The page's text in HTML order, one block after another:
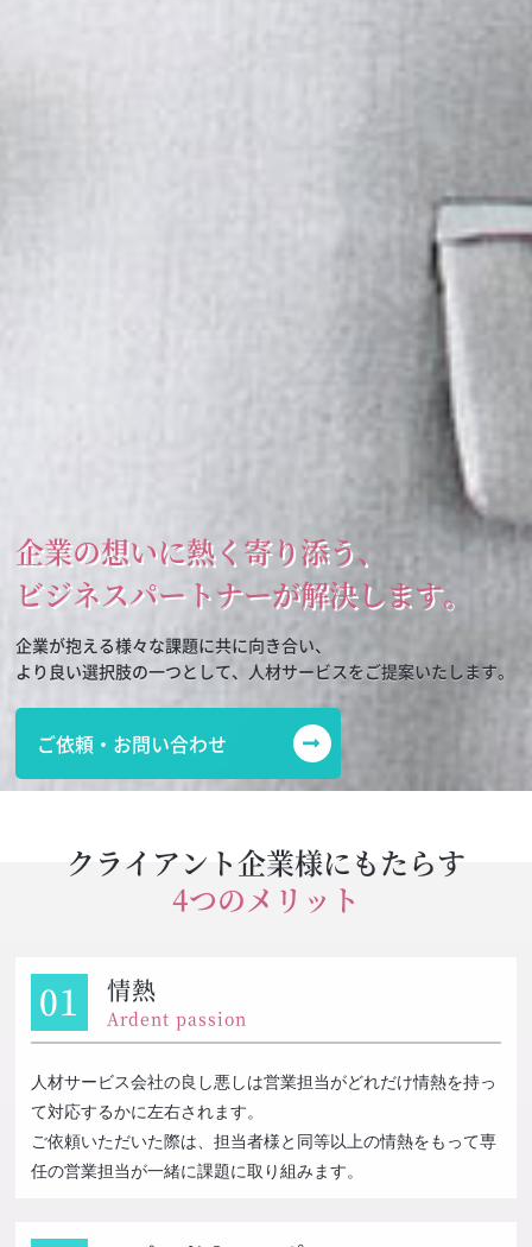
企業の想いに熱く寄り添う、
ビジネスパートナーが解決します。
企業が抱える様々な課題に共に向き合い、
より良い選択肢の一つとして、人材サービスをご提案いたします。
ご依頼・お問い合わせ
クライアント企業様にもたらす
4つのメリット
情熱
Ardent passion
人材サービス会社の良し悪しは営業担当がどれだけ情熱を持っ
て対応するかに左右されます。
ご依頼いただいた際は、担当者様と同等以上の情熱をもって専
任の営業担当が一緒に課題に取り組みます。